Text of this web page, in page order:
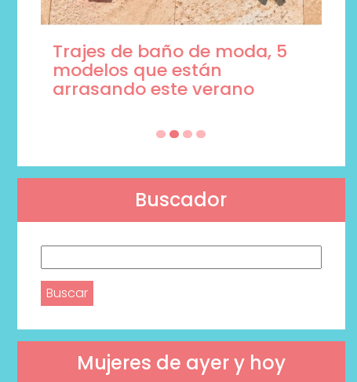
Trajes de baño de moda, 5
modelos que están
arrasando este verano
Buscador
Mujeres de ayer y hoy